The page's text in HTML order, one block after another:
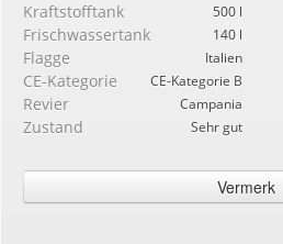
Kraftstofftank 500 l
Frischwassertank 140 l
Flagge Italien
CE-Kategorie CE-Kategorie B
Revier Campania
Zustand Sehr gut
Vermerk